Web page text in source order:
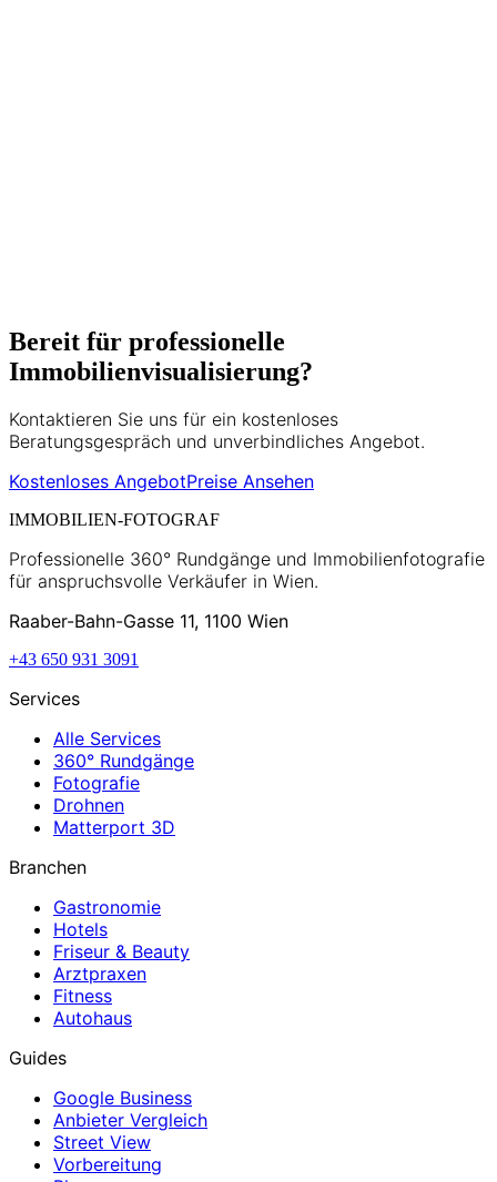
Bereit für professionelle
Immobilienvisualisierung?
Kontaktieren Sie uns für ein kostenloses
Beratungsgespräch und unverbindliches Angebot.
Kostenloses AngebotPreise Ansehen
IMMOBILIEN-FOTOGRAF
Professionelle 360° Rundgänge und Immobilienfotografie
für anspruchsvolle Verkäufer in Wien.
Raaber-Bahn-Gasse 11, 1100 Wien
+43 650 931 3091
Services
Alle Services
360° Rundgänge
Fotografie
Drohnen
Matterport 3D
Branchen
Gastronomie
Hotels
Friseur & Beauty
Arztpraxen
Fitness
Autohaus
Guides
Google Business
Anbieter Vergleich
Street View
Vorbereitung